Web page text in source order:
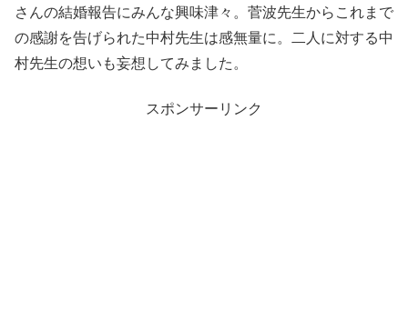
さんの結婚報告にみんな興味津々。菅波先生からこれまで
の感謝を告げられた中村先生は感無量に。二人に対する中
村先生の想いも妄想してみました。
スポンサーリンク